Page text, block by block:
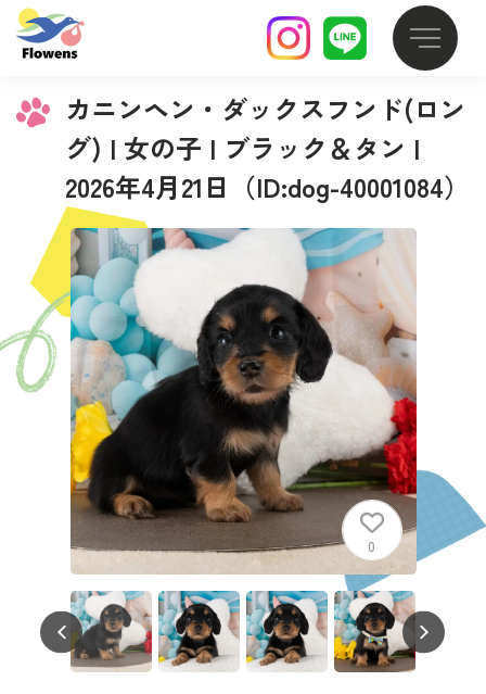
カニンヘン・ダックスフンド(ロン
グ) | 女の子 | ブラック＆タン |
2026年4月21日（ID:dog-40001084）
0